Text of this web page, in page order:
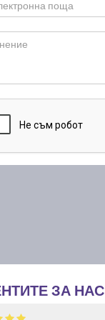
ЗА НАС